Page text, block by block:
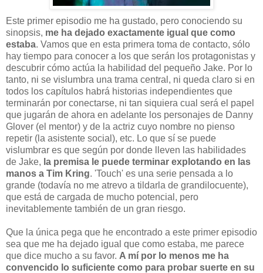
Este primer episodio me ha gustado, pero conociendo su
sinopsis, me ha dejado exactamente igual que como
estaba. Vamos que en esta primera toma de contacto, sólo
hay tiempo para conocer a los que serán los protagonistas y
descubrir cómo actúa la habilidad del pequeño Jake. Por lo
tanto, ni se vislumbra una trama central, ni queda claro si en
todos los capítulos habrá historias independientes que
terminarán por conectarse, ni tan siquiera cual será el papel
que jugarán de ahora en adelante los personajes de Danny
Glover (el mentor) y de la actriz cuyo nombre no pienso
repetir (la asistente social), etc. Lo que sí se puede
vislumbrar es que según por donde lleven las habilidades
de Jake, la premisa le puede terminar explotando en las
manos a Tim Kring. 'Touch' es una serie pensada a lo
grande (todavía no me atrevo a tildarla de grandilocuente),
que está de cargada de mucho potencial, pero
inevitablemente también de un gran riesgo.
Que la única pega que he encontrado a este primer episodio
sea que me ha dejado igual que como estaba, me parece
que dice mucho a su favor. A mí por lo menos me ha
convencido lo suficiente como para probar suerte en su